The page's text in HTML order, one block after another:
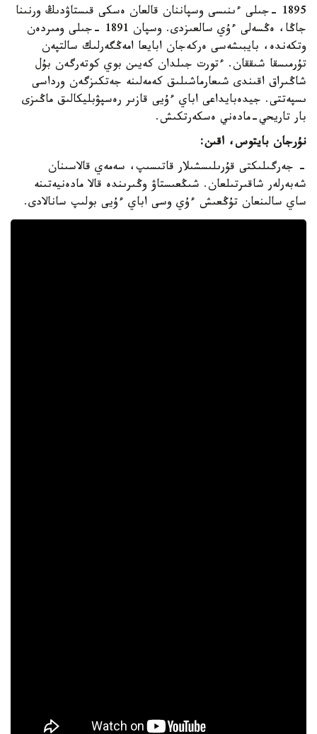
1895 -جىلى ءىنىسى وسپاننان قالعان ەسكى قىستاۋدىڭ ورنىنا
جاڭا، ەڭسەلى ءۇي سالعىزدى. وسپان 1891 -جىلى ومىردەن
وتكەندە، بايبىشەسى ەركەجان ابايعا امەڭگەرلىك سالتپەن
تۇرمىسقا شىققان. ءتورت جىلدان كەيىن بوي كوتەرگەن بۇل
شاڭىراق اقىندى شىعارماشىلىق كەمەلىنە جەتكىزگەن ورداسى
ىسپەتتى. جيدەبايداعى اباي ءۇيى قازىر رەسپۋبليكالىق ماڭىزى
بار تاريحي-مادەني ەسكەرتكىش.
نۇرجان بايتوس، اقىن:
- جەرگىلىكتى قۇرىلىسشىلار قاتىسىپ، سەمەي قالاسىنان
شەبەرلەر شاقىرتىلعان. شىڭعىستاۋ وڭىرىندە قالا مادەنيەتىنە
ساي سالىنعان تۇڭعىش ءۇي وسى اباي ءۇيى بولىپ سانالادى.